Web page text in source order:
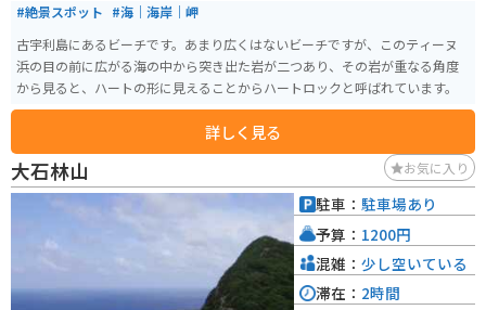
#絶景スポット #海｜海岸｜岬
古宇利島にあるビーチです。あまり広くはないビーチですが、このティーヌ
浜の目の前に広がる海の中から突き出た岩が二つあり、その岩が重なる角度
から見ると、ハートの形に見えることからハートロックと呼ばれています。
詳しく見る
大石林山 お気に入り
駐車： 駐車場あり
予算： 1200円
混雑： 少し空いている
滞在： 2時間